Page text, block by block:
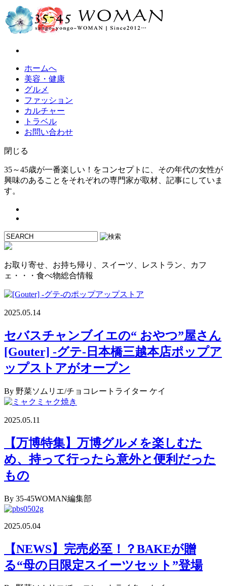
ホームへ
美容・健康
グルメ
ファッション
カルチャー
トラベル
お問い合わせ
閉じる
35～45歳が一番楽しい！をコンセプトに、その年代の女性が
興味のあることをそれぞれの専門家が取材、記事にしていま
す。
お取り寄せ、お持ち帰り、スイーツ、レストラン、カフ
ェ・・・食べ物総合情報
2025.05.14
セバスチャンブイエの“ おやつ”屋さん
[Gouter] -グテ-日本橋三越本店ポップア
ップストアがオープン
By 野菜ソムリエ/チョコレートライター ケイ
2025.05.11
【万博特集】万博グルメを楽しむた
め、持って行ったら意外と便利だった
もの
By 35-45WOMAN編集部
2025.05.04
【NEWS】完売必至！？BAKEが贈
る“母の日限定スイーツセット”登場